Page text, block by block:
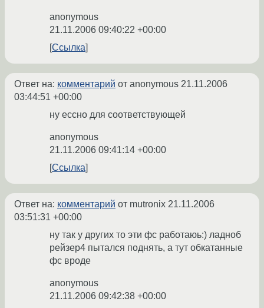
anonymous
21.11.2006 09:40:22 +00:00
Ссылка
Ответ на: комментарий от anonymous 21.11.2006
03:44:51 +00:00
ну ессно для соответствующей
anonymous
21.11.2006 09:41:14 +00:00
Ссылка
Ответ на: комментарий от mutronix 21.11.2006
03:51:31 +00:00
ну так у других то эти фс работаюь:) ладноб
рейзер4 пытался поднять, а тут обкатанные
фс вроде
anonymous
21.11.2006 09:42:38 +00:00